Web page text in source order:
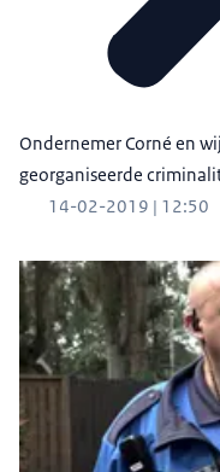
Ondernemer Corné en
georganiseerde
14-02-2019 | 12:50